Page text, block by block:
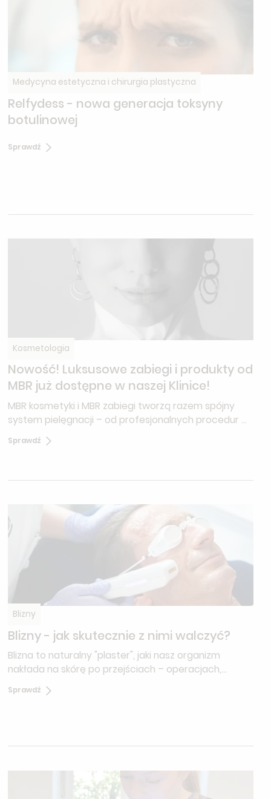
Medycyna estetyczna i chirurgia plastyczna
Relfydess - nowa generacja toksyny
botulinowej
Sprawdź
Kosmetologia
Nowość! Luksusowe zabiegi i produkty od
MBR już dostępne w naszej Klinice!
MBR kosmetyki i MBR zabiegi tworzą razem spójny
system pielęgnacji – od profesjonalnych procedur w
gabinecie po precyzyjnie dobraną pielęgnację
domową.
Sprawdź
Blizny
Blizny - jak skutecznie z nimi walczyć?
Blizna to naturalny "plaster", jaki nasz organizm
nakłada na skórę po przejściach – operacjach,
oparzeniach czy niefortunnych wypadkach. Choć
proces gojenia jest fascynującym dowodem na
Sprawdź